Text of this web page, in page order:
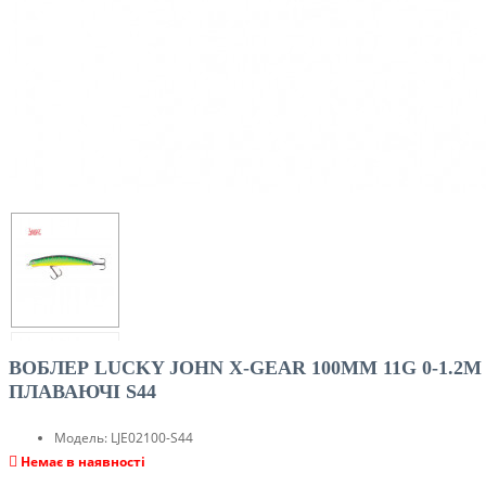
ВОБЛЕР LUCKY JOHN X-GEAR 100MM 11G 0-1.2M
ПЛАВАЮЧІ S44
Модель: LJE02100-S44
Немає в наявності